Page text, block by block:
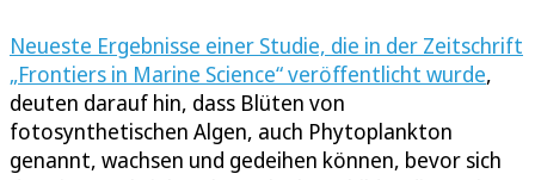
Neueste Ergebnisse einer Studie, die in der Zeitschrift
„Frontiers in Marine Science“ veröffentlicht wurde,
deuten darauf hin, dass Blüten von
fotosynthetischen Algen, auch Phytoplankton
genannt, wachsen und gedeihen können, bevor sich